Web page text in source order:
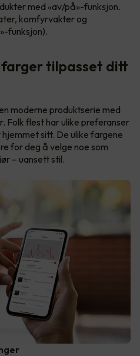
med «av/på»-funksjon.
komfyrvakter og
funksjon).
tilpasset ditt
moderne produktserie med
Folk flest har ulike preferanser
sitt. De ulike fargene
for deg å velge noe som
– uansett stil.